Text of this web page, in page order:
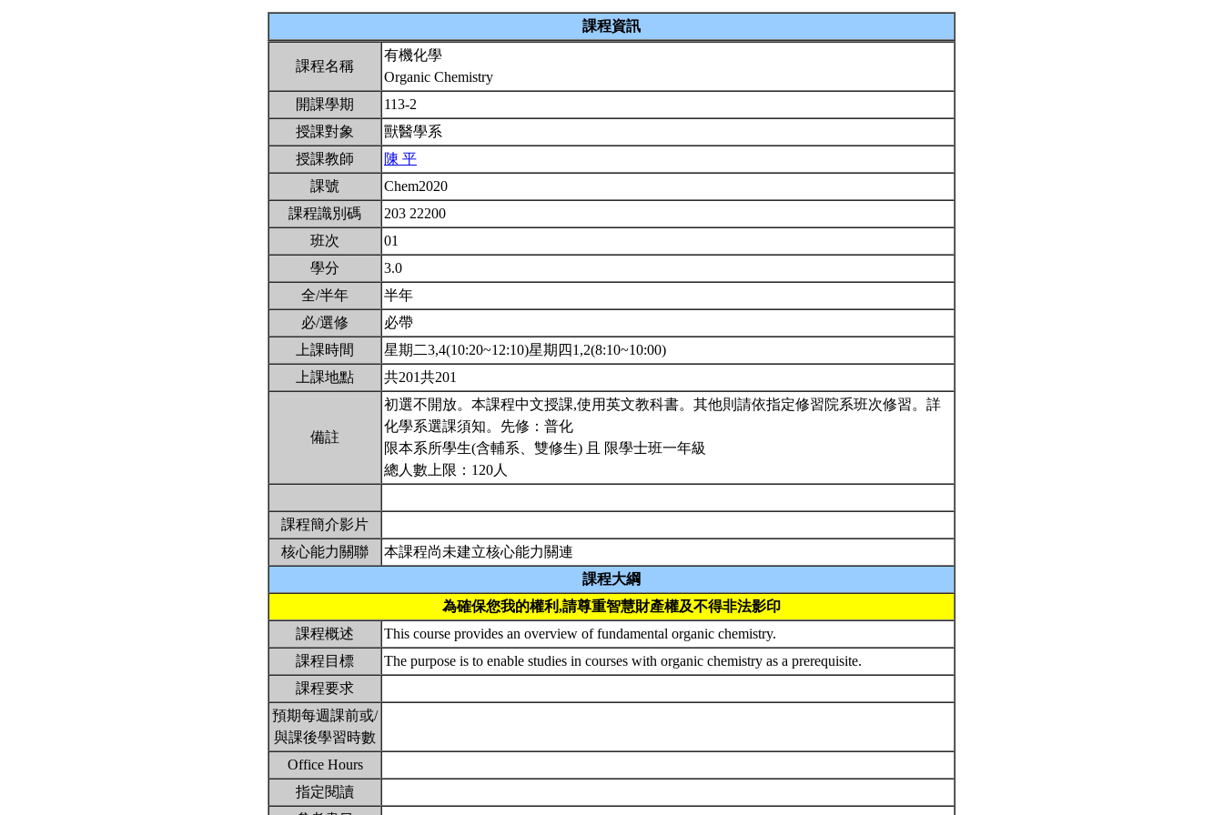
課程資訊
課程名稱
有機化學
Organic Chemistry
開課學期
113-2
授課對象
獸醫學系
授課教師
陳 平
課號
Chem2020
課程識別碼
203 22200
班次
01
學分
3.0
全/半年
半年
必/選修
必帶
上課時間
星期二3,4(10:20~12:10)星期四1,2(8:10~10:00)
上課地點
共201共201
備註
初選不開放。本課程中文授課,使用英文教科書。其他則請依指定修習院系班次修習。詳
化學系選課須知。先修：普化
限本系所學生(含輔系、雙修生) 且 限學士班一年級
總人數上限：120人
課程簡介影片
核心能力關聯
本課程尚未建立核心能力關連
課程大綱
為確保您我的權利,請尊重智慧財產權及不得非法影印
課程概述
This course provides an overview of fundamental organic chemistry.
課程目標
The purpose is to enable studies in courses with organic chemistry as a prerequisite.
課程要求
預期每週課前或/
與課後學習時數
Office Hours
指定閱讀